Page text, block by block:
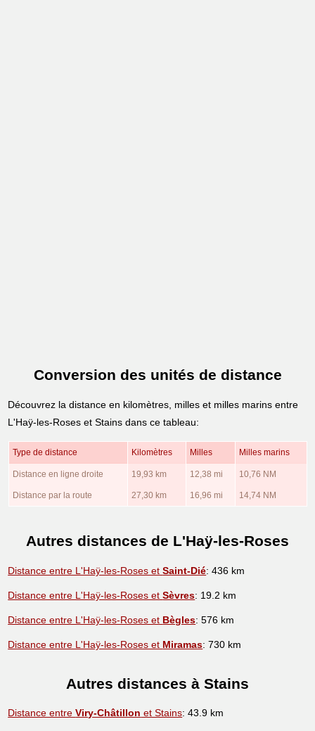
Conversion des unités de distance
Découvrez la distance en kilomètres, milles et milles marins entre
L'Haÿ-les-Roses et Stains dans ce tableau:
Type de distance Kilomètres Milles Milles marins
Distance en ligne droite 19,93 km 12,38 mi 10,76 NM
Distance par la route 27,30 km 16,96 mi 14,74 NM
Autres distances de L'Haÿ-les-Roses
Distance entre L'Haÿ-les-Roses etSaint-Dié: 436 km
Distance entre L'Haÿ-les-Roses etSèvres: 19.2 km
Distance entre L'Haÿ-les-Roses et Bègles: 576 km
Distance entre L'Haÿ-les-Roses et Miramas: 730 km
Autres distances à Stains
Distance entreViry-Châtillon et Stains: 43.9 km